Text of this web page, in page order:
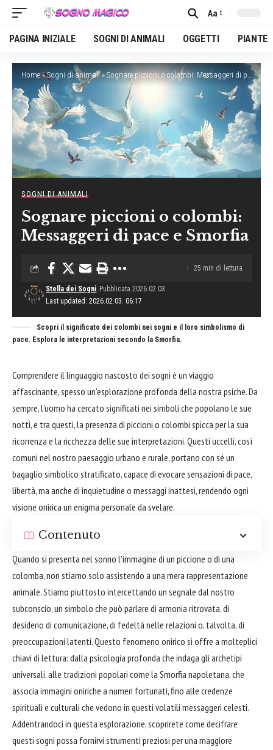
Font
Resizer
Aa
PAGINA INIZIALE SOGNI DI ANIMALI OGGETTI PIANTE
Home»Sogni di animali»Sognare piccioni o colombi: Messaggeri di pace e Smorfia
SOGNI DI ANIMALI
Sognare piccioni o colombi:
Messaggeri di pace e Smorfia
Last updated: 2026.02.03. 06:17
Stella dei Sogni Pubblicata 2026.02.03.
25 min di lettura
Scopri il significato dei colombi nei sogni e il loro simbolismo di
pace. Esplora le interpretazioni secondo la Smorfia.
Comprendere il linguaggio nascosto dei sogni è un viaggio
affascinante, spesso un'esplorazione profonda della nostra psiche. Da
sempre, l'uomo ha cercato significati nei simboli che popolano le sue
notti, e tra questi, la presenza di piccioni o colombi spicca per la sua
ricorrenza e la ricchezza delle sue interpretazioni. Questi uccelli, così
comuni nel nostro paesaggio urbano e rurale, portano con sé un
bagaglio simbolico stratificato, capace di evocare sensazioni di pace,
libertà, ma anche di inquietudine o messaggi inattesi, rendendo ogni
visione onirica un enigma personale da svelare.
Contenuto
Quando si presenta nel sonno l'immagine di un piccione o di una
colomba, non stiamo solo assistendo a una mera rappresentazione
animale. Stiamo piuttosto intercettando un segnale dal nostro
subconscio, un simbolo che può parlare di armonia ritrovata, di
desiderio di comunicazione, di fedeltà nelle relazioni o, talvolta, di
preoccupazioni latenti. Questo fenomeno onirico si offre a molteplici
chiavi di lettura: dalla psicologia profonda che indaga gli archetipi
universali, alle tradizioni popolari come la Smorfia napoletana, che
associa immagini oniriche a numeri fortunati, fino alle credenze
spirituali e culturali che vedono in questi volatili messaggeri celesti.
Addentrandoci in questa esplorazione, scoprirete come decifrare
questi sogni possa fornirvi strumenti preziosi per una maggiore